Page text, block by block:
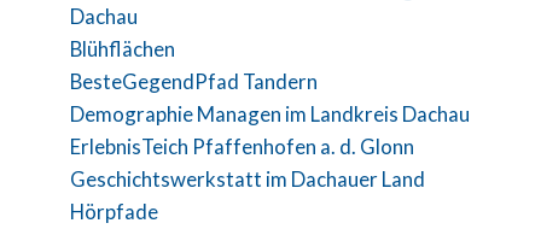
Dachau
Blühflächen
BesteGegendPfad Tandern
Demographie Managen im Landkreis Dachau
ErlebnisTeich Pfaffenhofen a. d. Glonn
Geschichtswerkstatt im Dachauer Land
Hörpfade